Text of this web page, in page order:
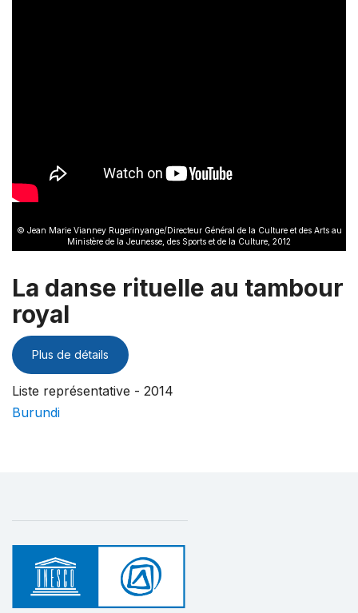
© Jean Marie Vianney Rugerinyange/Directeur Général de la Culture et des Arts au
Ministère de la Jeunesse, des Sports et de la Culture, 2012
La danse rituelle au tambour
royal
Plus de détails
Liste représentative - 2014
Burundi